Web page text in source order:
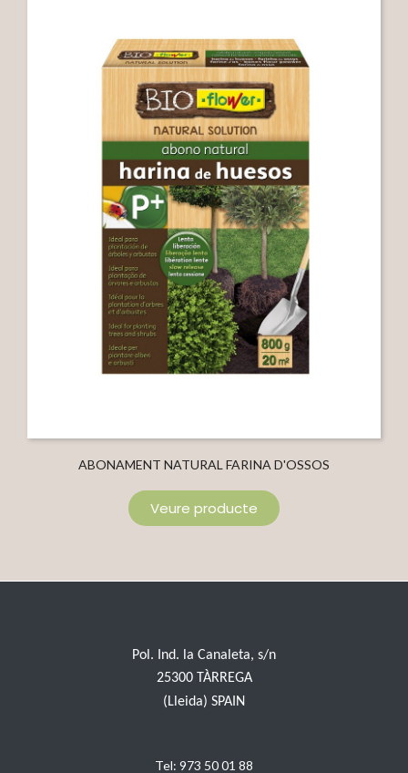
ABONAMENT NATURAL FARINA D'OSSOS
Veure producte
Pol. Ind. la Canaleta, s/n
25300 TÀRREGA
(Lleida) SPAIN
Tel: 973 50 01 88